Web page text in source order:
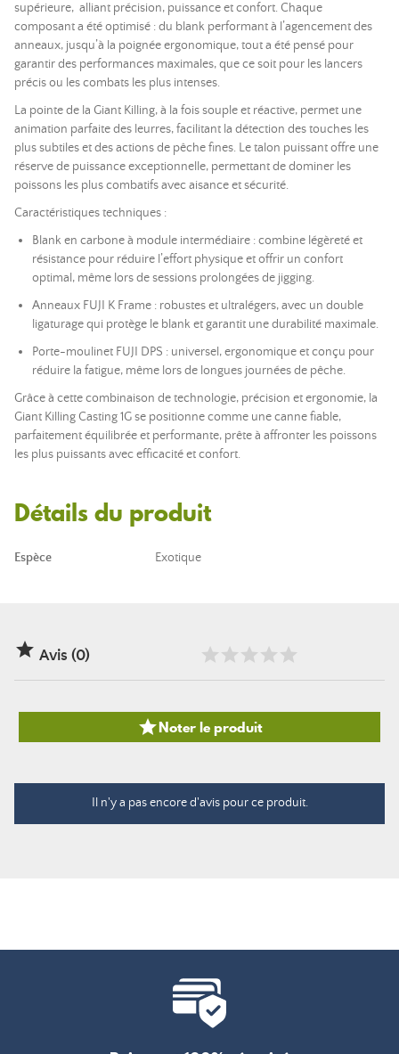
supérieure, alliant précision, puissance et confort. Chaque
composant a été optimisé : du blank performant à l’agencement des
anneaux, jusqu’à la poignée ergonomique, tout a été pensé pour
garantir des performances maximales, que ce soit pour les lancers
précis ou les combats les plus intenses.
La pointe de la Giant Killing, à la fois souple et réactive, permet une
animation parfaite des leurres, facilitant la détection des touches les
plus subtiles et des actions de pêche fines. Le talon puissant offre une
réserve de puissance exceptionnelle, permettant de dominer les
poissons les plus combatifs avec aisance et sécurité.
Caractéristiques techniques :
Blank en carbone à module intermédiaire : combine légèreté et
résistance pour réduire l’effort physique et offrir un confort
optimal, même lors de sessions prolongées de jigging.
Anneaux FUJI K Frame : robustes et ultralégers, avec un double
ligaturage qui protège le blank et garantit une durabilité maximale.
Porte-moulinet FUJI DPS : universel, ergonomique et conçu pour
réduire la fatigue, même lors de longues journées de pêche.
Grâce à cette combinaison de technologie, précision et ergonomie, la
Giant Killing Casting 1G se positionne comme une canne fiable,
parfaitement équilibrée et performante, prête à affronter les poissons
les plus puissants avec efficacité et confort.
Détails du produit
Espèce Exotique
 Avis (0)
Noter le produit
Il n'y a pas encore d'avis pour ce produit.